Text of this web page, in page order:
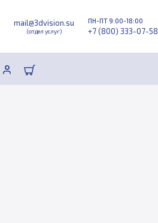
mail@3dvision.su
(отдел услуг)
ПН-ПТ 9:00-18:00
+7 (800) 333-07-58